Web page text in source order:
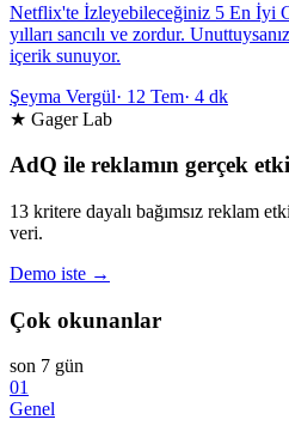
Netflix'te İzleyebileceğiniz 5 En İyi
yılları sancılı ve zordur.
içerik sunuyor.
Şeyma Vergül· 12 Tem· 4 dk
★ Gager Lab
AdQ ile reklamın gerçek
13 kritere dayalı bağımsız reklam
veri.
Demo iste →
Çok okunanlar
son 7 gün
01
Genel